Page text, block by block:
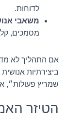
לדוחות.
משאבי
מסמכים,
אם התהליך לא
ביצירתיות
שמריץ פעולות״,
הטיזר